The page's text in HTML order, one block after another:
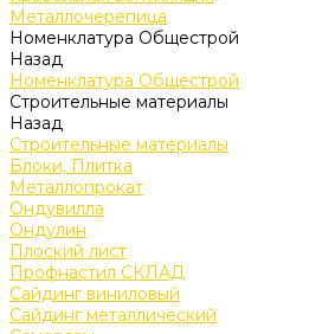
Металлочерепица
Номенклатура Общестрой
Назад
Номенклатура Общестрой
Строительные материалы
Назад
Строительные материалы
Блоки, Плитка
Металлопрокат
Ондувилла
Ондулин
Плоский лист
Профнастил СКЛАД
Сайдинг виниловый
Сайдинг металлический